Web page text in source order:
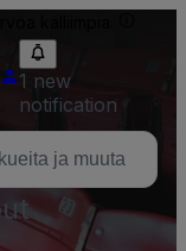
1 new
notification